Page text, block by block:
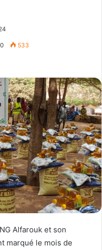
0 533
Alfarouk et son
marqué le mois de